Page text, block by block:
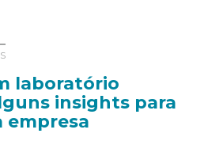
laboratório
insights para
empresa